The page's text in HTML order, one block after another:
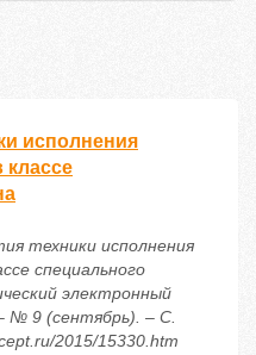
исполнения
классе
техники исполнения
специального
электронный
№ 9 (сентябрь). – С.
2015/15330.htm